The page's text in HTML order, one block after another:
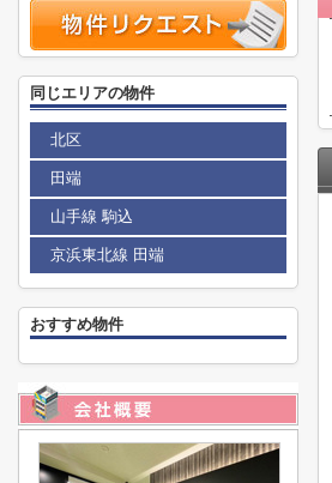
同じエリアの物件
北区
田端
山手線 駒込
京浜東北線 田端
おすすめ物件